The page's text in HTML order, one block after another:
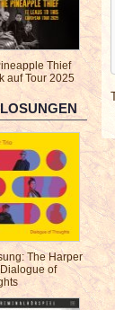
Thief
auf Tour 2025
The Harper
of